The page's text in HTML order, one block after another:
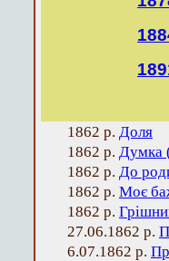
1862 р. Доля
1862 р. Думка
1862 р. До
1862 р. Моє
1862 р.
27.06.1862 р.
6.07.1862 р.